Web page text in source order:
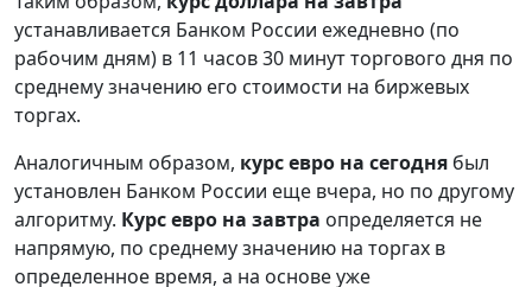
устанавливается Банком России ежедневно (по
рабочим дням) в 11 часов 30 минут торгового дня по
среднему значению его стоимости на биржевых
торгах.
Аналогичным образом, курс евро на сегодня был
установлен Банком России еще вчера, но по другому
алгоритму. Курс евро на завтра определяется не
напрямую, по среднему значению на торгах в
определенное время, а на основе уже